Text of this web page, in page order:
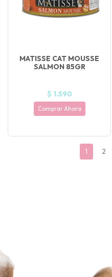
MATISSE CAT MOUSSE
SALMON 85GR
$ 1.590
Comprar Ahora
1 2